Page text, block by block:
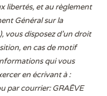
libertés, et au règlement
Général sur la
vous disposez d’un droit
en cas de motif
qui vous
en écrivant à :
par courrier: GRAËVE